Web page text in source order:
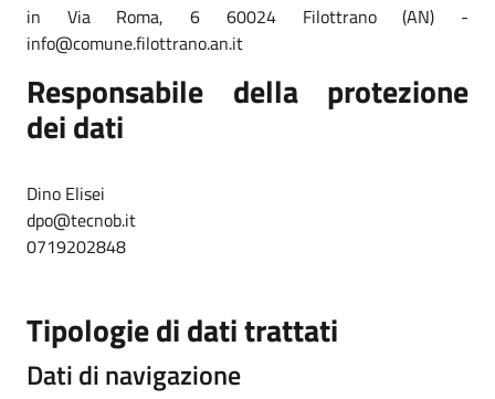
in Via Roma, 6 60024 Filottrano (AN) -
info@comune.filottrano.an.it
Responsabile della protezione
dei dati
Dino Elisei
dpo@tecnob.it
0719202848
Tipologie di dati trattati
Dati di navigazione